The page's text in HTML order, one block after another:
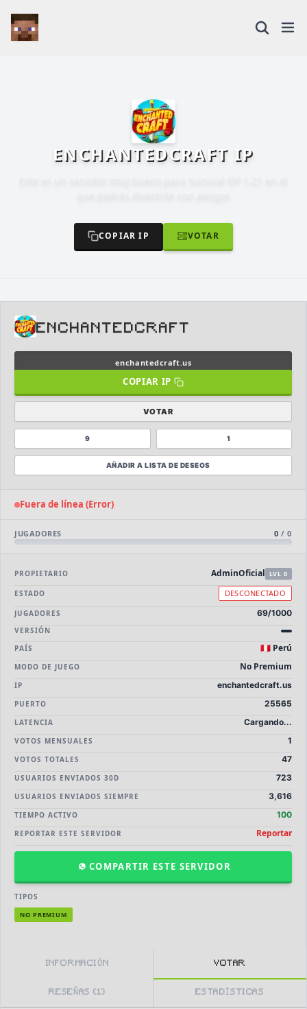
⭐ SERVIDORES DESTACADOS
DeathZone Network DESTACADO
EnchantedCraft DESTACADO
🌿Survival
⚔️PvP
🎮Premium
🎮 Sin Lag
ENCHANTEDCRAFT IP
COPIAR IP VOTAR
ENCHANTEDCRAFT
enchantedcraft.us
COPIAR IP
VOTAR
9 1
AÑADIR A LISTA DE DESEOS
Fuera de línea (Error)
JUGADORES 0 /0
PROPIETARIO AdminOficial LVL 0
ESTADO DESCONECTADO
JUGADORES 69/1000
VERSIÓN
PAÍS
🇵🇪 Perú
MODO DE JUEGO No Premium
IP enchantedcraft.us
PUERTO 25565
LATENCIA Cargando...
VOTOS MENSUALES 1
VOTOS TOTALES 47
USUARIOS ENVIADOS 30D 723
USUARIOS ENVIADOS SIEMPRE 3,616
TIEMPO ACTIVO 100
REPORTAR ESTE SERVIDOR Reportar
COMPARTIR ESTE SERVIDOR
TIPOS
NO PREMIUM
INFORMACIÓN VOTAR
RESEÑAS (1) ESTADÍSTICAS